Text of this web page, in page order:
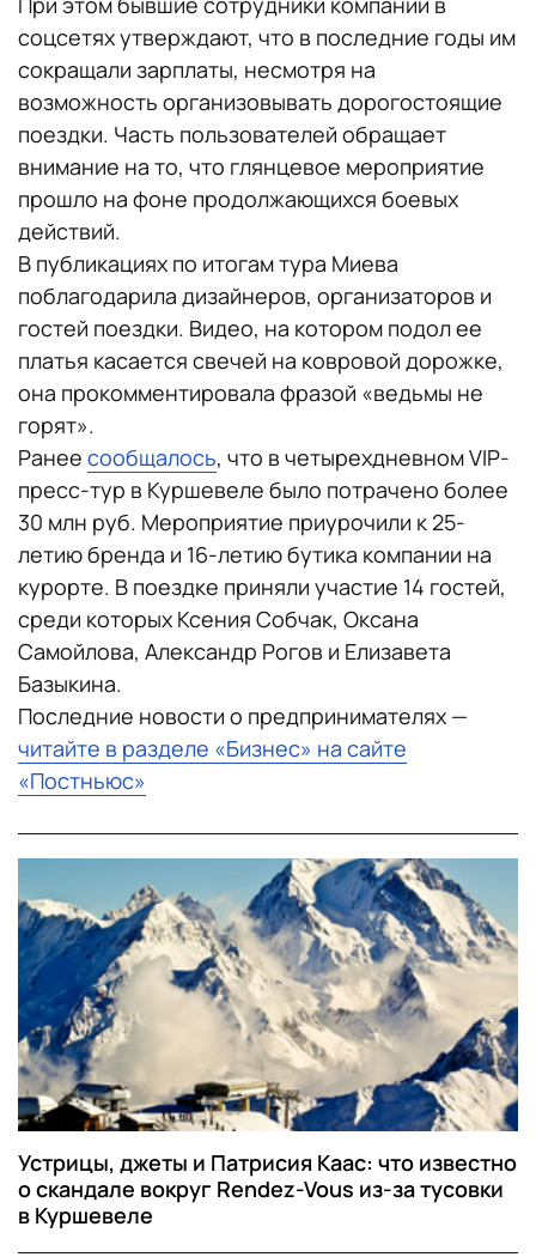
соцсетях утверждают, что в последние годы им
сокращали зарплаты, несмотря на
возможность организовывать дорогостоящие
поездки. Часть пользователей обращает
внимание на то, что глянцевое мероприятие
прошло на фоне продолжающихся боевых
действий.
В публикациях по итогам тура Миева
поблагодарила дизайнеров, организаторов и
гостей поездки. Видео, на котором подол ее
платья касается свечей на ковровой дорожке,
она прокомментировала фразой «ведьмы не
горят».
Ранее сообщалось, что в четырехдневном VIP-
пресс-тур в Куршевеле было потрачено более
30 млн руб. Мероприятие приурочили к 25-
летию бренда и 16-летию бутика компании на
курорте. В поездке приняли участие 14 гостей,
среди которых Ксения Собчак, Оксана
Самойлова, Александр Рогов и Елизавета
Базыкина.
Последние новости о предпринимателях —
читайте в разделе «Бизнес» на сайте
«Постньюс»
Устрицы, джеты и Патрисия Каас: что известно
о скандале вокруг Rendez-Vous из-за тусовки
в Куршевеле